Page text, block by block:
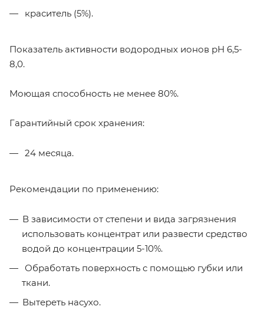
краситель (5%).
Показатель активности водородных ионов рН 6,5-
8,0.
Моющая способность не менее 80%.
Гарантийный срок хранения:
24 месяца.
Рекомендации по применению:
В зависимости от степени и вида загрязнения
использовать концентрат или развести средство
водой до концентрации 5-10%.
Обработать поверхность с помощью губки или
ткани.
Вытереть насухо.